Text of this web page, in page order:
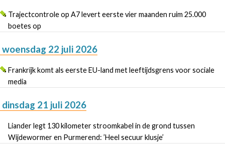
Trajectcontrole op A7 levert eerste vier maanden ruim 25.000
boetes op
woensdag 22 juli 2026
Frankrijk komt als eerste EU-land met leeftijdsgrens voor sociale
media
dinsdag 21 juli 2026
Liander legt 130 kilometer stroomkabel in de grond tussen
Wijdewormer en Purmerend: ’Heel secuur klusje’